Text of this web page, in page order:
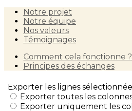
Notre projet
Notre équipe
Nos valeurs
Témoignages
Comment cela fonctionne ?
Principes des échanges